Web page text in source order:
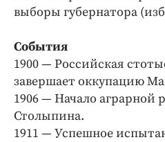
ПРОЕКТЫ
Издания
Медиаперсона
Интересное чтиво
Клиника года
Бренд года
выборы губернатора
События
1900 — Российская
завершает оккупацию
1906 — Начало
Столыпина.
1911 — Успешное